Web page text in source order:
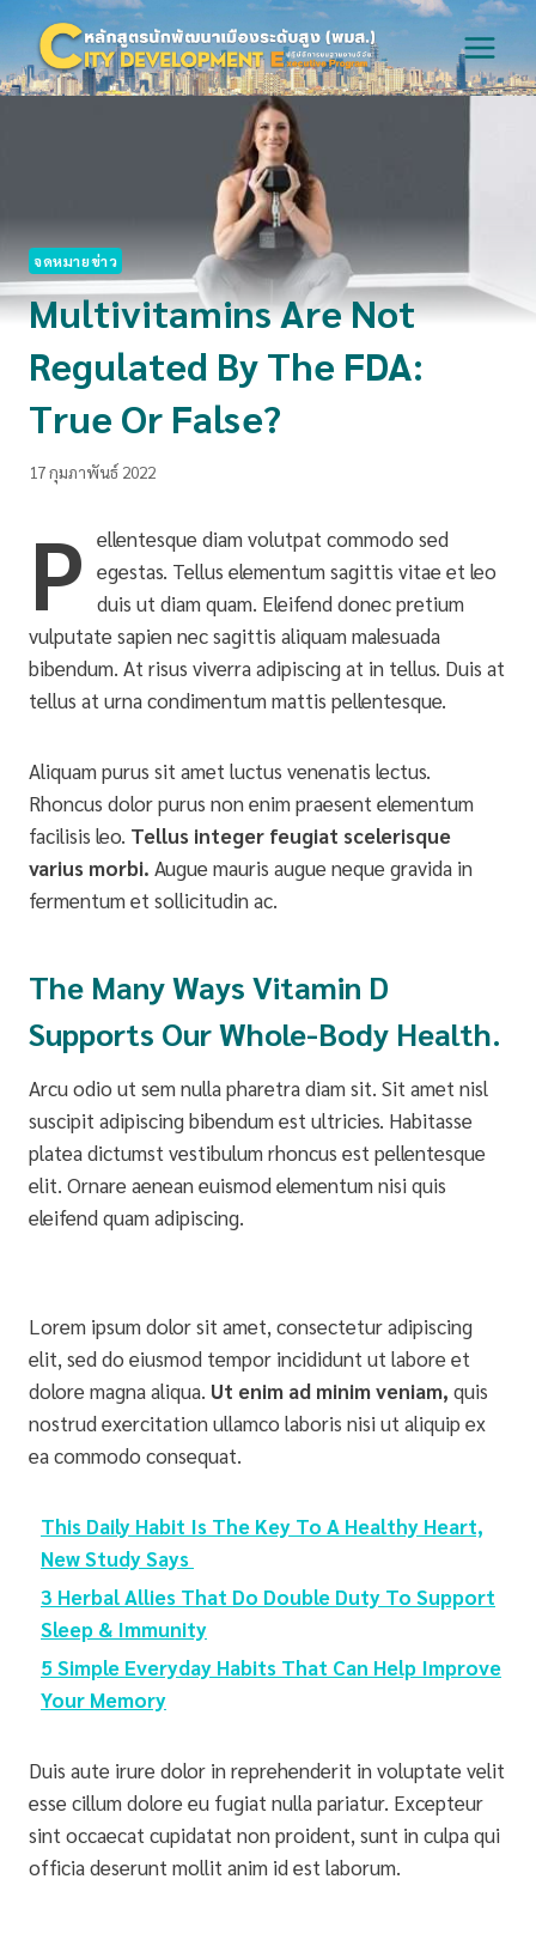
content
จดหมายข่าว
Multivitamins Are Not
Regulated By The FDA:
True Or False?
17 กุมภาพันธ์ 2022
P ellentesque diam volutpat commodo sed
egestas. Tellus elementum sagittis vitae et leo
duis ut diam quam. Eleifend donec pretium
vulputate sapien nec sagittis aliquam malesuada
bibendum. At risus viverra adipiscing at in tellus. Duis at
tellus at urna condimentum mattis pellentesque.
Aliquam purus sit amet luctus venenatis lectus.
Rhoncus dolor purus non enim praesent elementum
facilisis leo. Tellus integer feugiat scelerisque
varius morbi. Augue mauris augue neque gravida in
fermentum et sollicitudin ac.
The Many Ways Vitamin D
Supports Our Whole-Body Health.
Arcu odio ut sem nulla pharetra diam sit. Sit amet nisl
suscipit adipiscing bibendum est ultricies. Habitasse
platea dictumst vestibulum rhoncus est pellentesque
elit. Ornare aenean euismod elementum nisi quis
eleifend quam adipiscing.
Lorem ipsum dolor sit amet, consectetur adipiscing
elit, sed do eiusmod tempor incididunt ut labore et
dolore magna aliqua. Ut enim ad minim veniam, quis
nostrud exercitation ullamco laboris nisi ut aliquip ex
ea commodo consequat.
This Daily Habit Is The Key To A Healthy Heart,
New Study Says
3 Herbal Allies That Do Double Duty To Support
Sleep & Immunity
5 Simple Everyday Habits That Can Help Improve
Your Memory
Duis aute irure dolor in reprehenderit in voluptate velit
esse cillum dolore eu fugiat nulla pariatur. Excepteur
sint occaecat cupidatat non proident, sunt in culpa qui
officia deserunt mollit anim id est laborum.